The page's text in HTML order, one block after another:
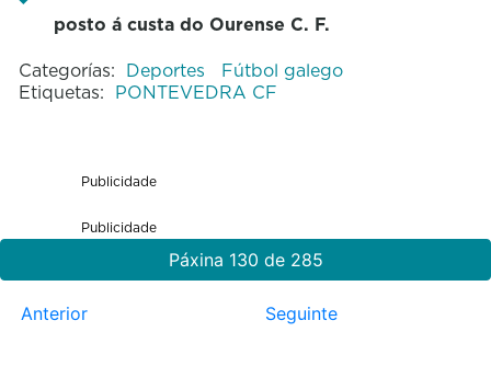
posto á custa do Ourense C. F.
Categorías: Deportes
Fútbol galego
Etiquetas: PONTEVEDRA CF
Publicidade
Publicidade
Páxina 130 de 285
Anterior Seguinte